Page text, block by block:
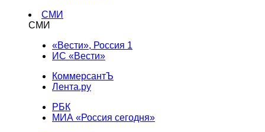
СМИ
СМИ
«Вести», Россия 1
ИС «Вести»
КоммерсантЪ
Лента.ру
РБК
МИА «Россия сегодня»